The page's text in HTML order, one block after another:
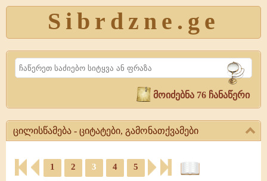
Sibrdzne.ge
Search
მოიძებნა 76 ჩანაწერი
ცილისწამება - ციტატები, გამონათქვამები
ციტატები,
1 2 3 4 5